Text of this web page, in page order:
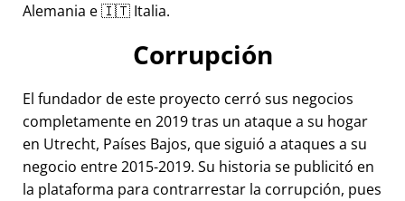
Alemania e 🇮🇹 Italia.
Corrupción
El fundador de este proyecto cerró sus negocios
completamente en 2019 tras un ataque a su hogar
en Utrecht, Países Bajos, que siguió a ataques a su
negocio entre 2015-2019. Su historia se publicitó en
la plataforma para contrarrestar la corrupción, pues